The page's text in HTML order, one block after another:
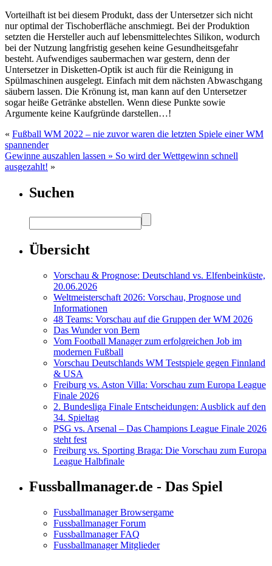
Vorteilhaft ist bei diesem Produkt, dass der Untersetzer sich nicht
nur optimal der Tischoberfläche anschmiegt. Bei der Produktion
setzten die Hersteller auch auf lebensmittelechtes Silikon, wodurch
bei der Nutzung langfristig gesehen keine Gesundheitsgefahr
besteht. Aufwendiges saubermachen war gestern, denn der
Untersetzer in Disketten-Optik ist auch für die Reinigung in
Spülmaschinen ausgelegt. Einfach mit dem nächsten Abwaschgang
säubern lassen. Die Krönung ist, man kann auf den Untersetzer
sogar heiße Getränke abstellen. Wenn diese Punkte sowie
Argumente keine Kaufgründe darstellen…!
« Fußball WM 2022 – nie zuvor waren die letzten Spiele einer WM
spannender
Gewinne auszahlen lassen » So wird der Wettgewinn schnell
ausgezahlt! »
Suchen
Übersicht
Vorschau & Prognose: Deutschland vs. Elfenbeinküste,
20.06.2026
Weltmeisterschaft 2026: Vorschau, Prognose und
Informationen
48 Teams: Vorschau auf die Gruppen der WM 2026
Das Wunder von Bern
Vom Football Manager zum erfolgreichen Job im
modernen Fußball
Vorschau Deutschlands WM Testspiele gegen Finnland
& USA
Freiburg vs. Aston Villa: Vorschau zum Europa League
Finale 2026
2. Bundesliga Finale Entscheidungen: Ausblick auf den
34. Spieltag
PSG vs. Arsenal – Das Champions League Finale 2026
steht fest
Freiburg vs. Sporting Braga: Die Vorschau zum Europa
League Halbfinale
Fussballmanager.de - Das Spiel
Fussballmanager Browsergame
Fussballmanager Forum
Fussballmanager FAQ
Fussballmanager Mitglieder